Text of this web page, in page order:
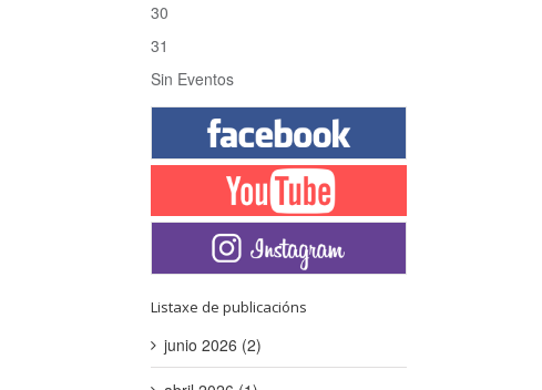
30
31
Sin Eventos
Listaxe de publicacións
junio 2026 (2)